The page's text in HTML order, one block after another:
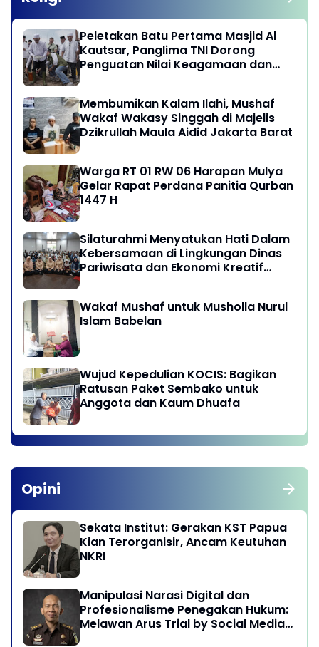
Peletakan Batu Pertama Masjid Al
Kautsar, Panglima TNI Dorong
Penguatan Nilai Keagamaan dan
Membumikan Kalam Ilahi, Mushaf
Wakaf Wakasy Singgah di Majelis
Dzikrullah Maula Aidid Jakarta Barat
Warga RT 01 RW 06 Harapan Mulya
Gelar Rapat Perdana Panitia Qurban
1447 H
Silaturahmi Menyatukan Hati Dalam
Kebersamaan di Lingkungan Dinas
Pariwisata dan Ekonomi Kreatif
Wakaf Mushaf untuk Musholla Nurul
Islam Babelan
Wujud Kepedulian KOCIS: Bagikan
Ratusan Paket Sembako untuk
Anggota dan Kaum Dhuafa
Opini
Sekata Institut: Gerakan KST Papua
Kian Terorganisir, Ancam Keutuhan
NKRI
Manipulasi Narasi Digital dan
Profesionalisme Penegakan Hukum:
Melawan Arus Trial by Social Media